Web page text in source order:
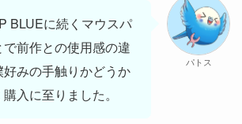
BLUEに続くマウスパ
前作との使用感の違
みの手触りかどうか
入に至りました。
パトス